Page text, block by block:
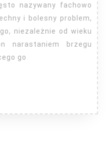
i bolesny problem,
niezależnie od wieku
narastaniem brzegu
go